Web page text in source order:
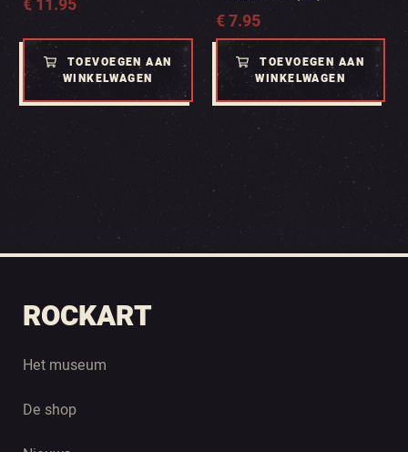
€11.95
TOEVOEGEN AAN
WINKELWAGEN
€7.95
TOEVOEGEN AAN
WINKELWAGEN
ROCKART
Het museum
De shop